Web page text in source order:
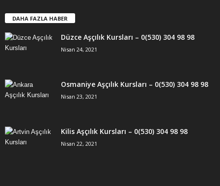
DAHA FAZLA HABER
Düzce Aşçılık Kursları – 0(530) 304 98 98
Nisan 24, 2021
Osmaniye Aşçılık Kursları – 0(530) 304 98 98
Nisan 23, 2021
Kilis Aşçılık Kursları – 0(530) 304 98 98
Nisan 22, 2021